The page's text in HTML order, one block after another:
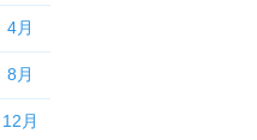
4月
8月
12月